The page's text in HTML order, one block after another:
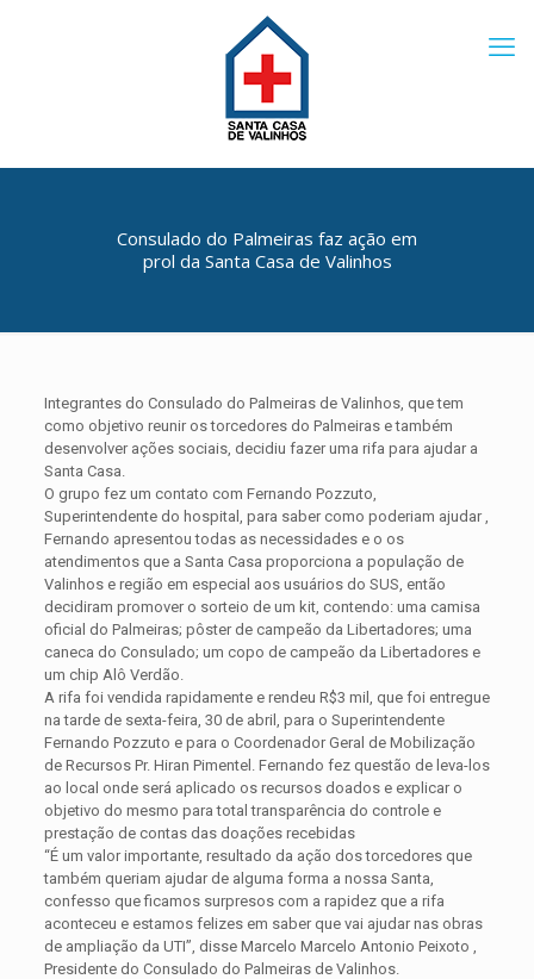
Consulado do Palmeiras faz ação em
prol da Santa Casa de Valinhos
Integrantes do Consulado do Palmeiras de Valinhos, que tem
como objetivo reunir os torcedores do Palmeiras e também
desenvolver ações sociais, decidiu fazer uma rifa para ajudar a
Santa Casa.
O grupo fez um contato com Fernando Pozzuto,
Superintendente do hospital, para saber como poderiam ajudar ,
Fernando apresentou todas as necessidades e o os
atendimentos que a Santa Casa proporciona a população de
Valinhos e região em especial aos usuários do SUS, então
decidiram promover o sorteio de um kit, contendo: uma camisa
oficial do Palmeiras; pôster de campeão da Libertadores; uma
caneca do Consulado; um copo de campeão da Libertadores e
um chip Alô Verdão.
A rifa foi vendida rapidamente e rendeu R$3 mil, que foi entregue
na tarde de sexta-feira, 30 de abril, para o Superintendente
Fernando Pozzuto e para o Coordenador Geral de Mobilização
de Recursos Pr. Hiran Pimentel. Fernando fez questão de leva-los
ao local onde será aplicado os recursos doados e explicar o
objetivo do mesmo para total transparência do controle e
prestação de contas das doações recebidas
“É um valor importante, resultado da ação dos torcedores que
também queriam ajudar de alguma forma a nossa Santa,
confesso que ficamos surpresos com a rapidez que a rifa
aconteceu e estamos felizes em saber que vai ajudar nas obras
de ampliação da UTI”, disse Marcelo Marcelo Antonio Peixoto ,
Presidente do Consulado do Palmeiras de Valinhos.